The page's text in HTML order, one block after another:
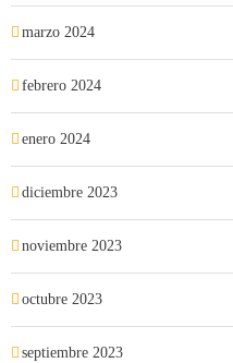
marzo 2024
febrero 2024
enero 2024
diciembre 2023
noviembre 2023
octubre 2023
septiembre 2023